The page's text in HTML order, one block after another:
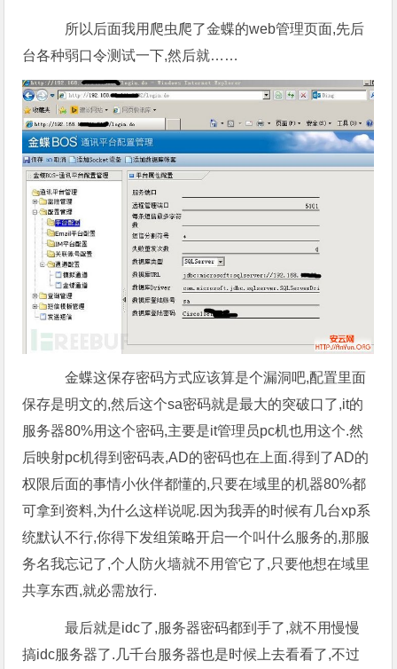
所以后面我用爬虫爬了金蝶的web管理页面,先后
台各种弱口令测试一下,然后就……
金蝶这保存密码方式应该算是个漏洞吧,配置里面
保存是明文的,然后这个sa密码就是最大的突破口了,it的
服务器80%用这个密码,主要是it管理员pc机也用这个.然
后映射pc机得到密码表,AD的密码也在上面.得到了AD的
权限后面的事情小伙伴都懂的,只要在域里的机器80%都
可拿到资料,为什么这样说呢.因为我弄的时候有几台xp系
统默认不行,你得下发组策略开启一个叫什么服务的,那服
务名我忘记了,个人防火墙就不用管它了,只要他想在域里
共享东西,就必需放行.
最后就是idc了,服务器密码都到手了,就不用慢慢
搞idc服务器了.几千台服务器也是时候上去看看了,不过